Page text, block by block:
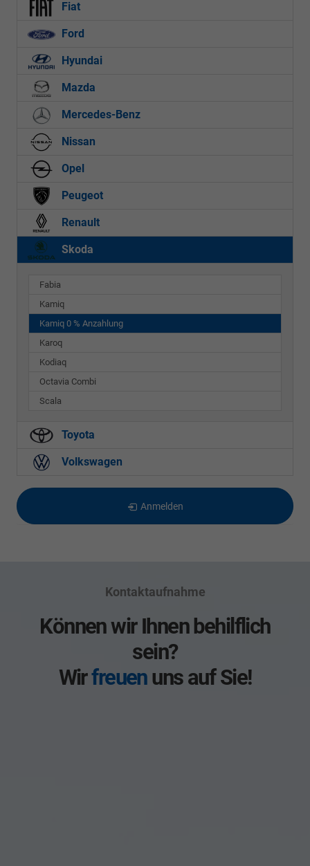
Fiat
Ford
Hyundai
Mazda
Mercedes-Benz
Nissan
Opel
Peugeot
Renault
Skoda
Fabia
Kamiq
Kamiq 0 % Anzahlung
Karoq
Kodiaq
Octavia Combi
Scala
Toyota
Volkswagen
Anmelden
Kontaktaufnahme
Können wir Ihnen behilflich
sein?
Wirfreuenuns auf Sie!